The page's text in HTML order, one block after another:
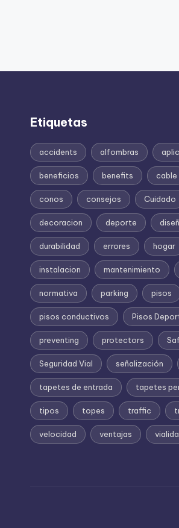
Etiquetas
accidents alfombras
beneficios benefits cable
conos consejos Cuidado
decoracion deporte
durabilidad errores hogar
instalacion mantenimiento
normativa parking pisos
pisos conductivos Pisos
preventing protectors
Seguridad Vial señalización
tapetes de entrada tapetes
tipos topes traffic
velocidad ventajas